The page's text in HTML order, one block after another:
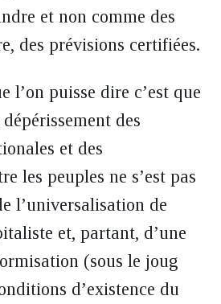
et non comme des
des prévisions certifiées.
l’on puisse dire c’est que
des
et des
les peuples ne s’est pas
l’universalisation de
et, partant, d’une
(sous le joug
d’existence du